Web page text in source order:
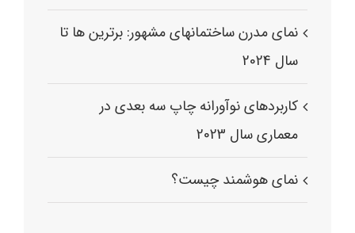
نمای مدرن ساختمانهای مشهور: برترین ها تا
سال 2024
کاربردهای نوآورانه چاپ سه بعدی در
معماری سال 2023
نمای هوشمند چیست؟